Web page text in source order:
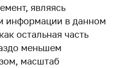
являясь
информации в данном
остальная часть
меньшем
масштаб